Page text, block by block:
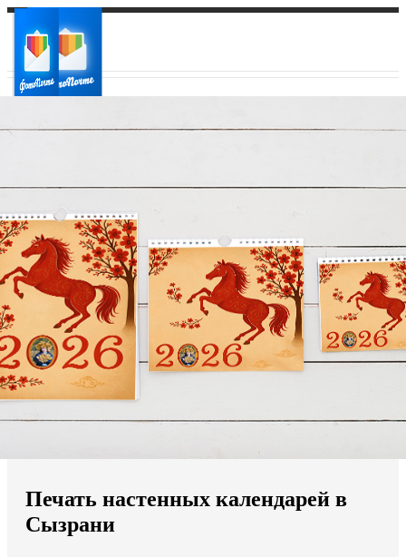
Ваш регион доставки
Выберите из списка:
Мы доставляем по всему миру
Продолжить без города
Печать настенных календарей в
Сызрани